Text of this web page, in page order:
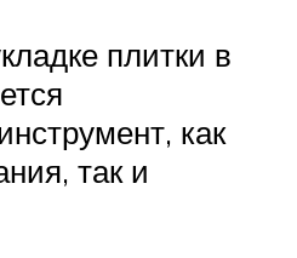
плитки в
как
так и